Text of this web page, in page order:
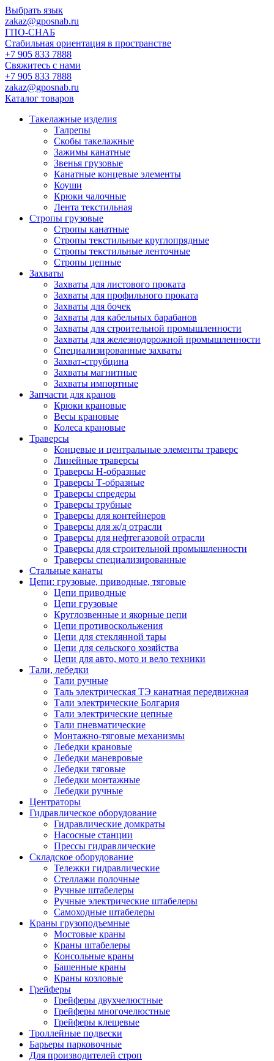
Выбрать язык
zakaz@gposnab.ru
ГПО-СНАБ
Стабильная ориентация в пространстве
+7 905 833 7888
Свяжитесь с нами
+7 905 833 7888
zakaz@gposnab.ru
Каталог товаров
Такелажные изделия
Талрепы
Скобы такелажные
Зажимы канатные
Звенья грузовые
Канатные концевые элементы
Коуши
Крюки чалочные
Лента текстильная
Стропы грузовые
Стропы канатные
Стропы текстильные круглопрядные
Стропы текстильные ленточные
Стропы цепные
Захваты
Захваты для листового проката
Захваты для профильного проката
Захваты для бочек
Захваты для кабельных барабанов
Захваты для строительной промышленности
Захваты для железнодорожной промышленности
Специализированные захваты
Захват-струбцина
Захваты магнитные
Захваты импортные
Запчасти для кранов
Крюки крановые
Весы крановые
Колеса крановые
Траверсы
Концевые и центральные элементы траверс
Линейные траверсы
Траверсы Н-образные
Траверсы Т-образные
Траверсы спредеры
Траверсы трубные
Траверсы для контейнеров
Траверсы для ж/д отрасли
Траверсы для нефтегазовой отрасли
Траверсы для строительной промышленности
Траверсы специализированные
Стальные канаты
Цепи: грузовые, приводные, тяговые
Цепи приводные
Цепи грузовые
Круглозвенные и якорные цепи
Цепи противоскольжения
Цепи для стеклянной тары
Цепи для сельского хозяйства
Цепи для авто, мото и вело техники
Тали, лебедки
Тали ручные
Таль электрическая ТЭ канатная передвижная
Тали электрические Болгария
Тали электрические цепные
Тали пневматические
Монтажно-тяговые механизмы
Лебедки крановые
Лебедки маневровые
Лебедки тяговые
Лебедки монтажные
Лебедки ручные
Центраторы
Гидравлическое оборудование
Гидравлические домкраты
Насосные станции
Прессы гидравлические
Складское оборудование
Тележки гидравлические
Cтеллажи полочные
Ручные штабелеры
Ручные электрические штабелеры
Самоходные штабелеры
Краны грузоподъемные
Мостовые краны
Краны штабелеры
Консольные краны
Башенные краны
Краны козловые
Грейферы
Грейферы двухчелюстные
Грейферы многочелюстные
Грейферы клещевые
Троллейные подвески
Барьеры парковочные
Для производителей строп